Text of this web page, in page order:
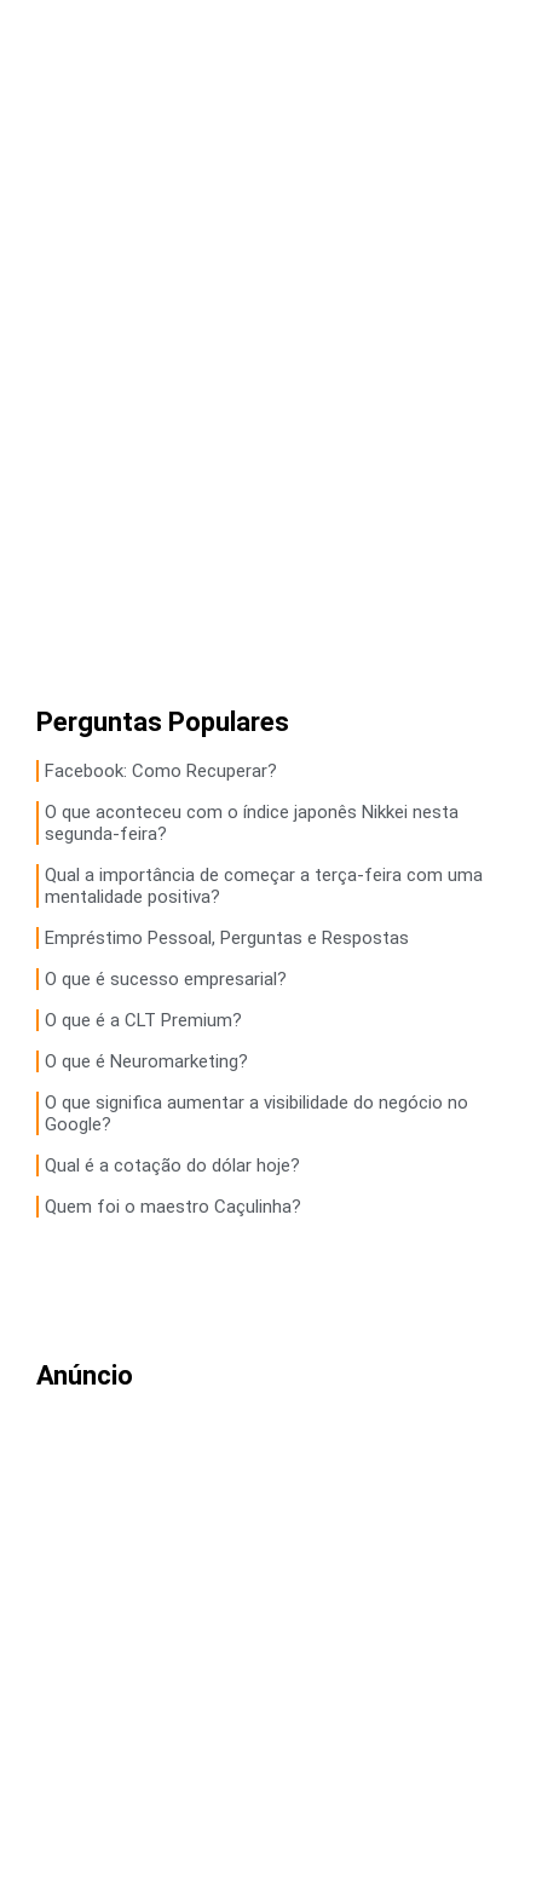
Perguntas Populares
Facebook: Como Recuperar?
O que aconteceu com o índice japonês Nikkei nesta
segunda-feira?
Qual a importância de começar a terça-feira com uma
mentalidade positiva?
Empréstimo Pessoal, Perguntas e Respostas
O que é sucesso empresarial?
O que é a CLT Premium?
O que é Neuromarketing?
O que significa aumentar a visibilidade do negócio no
Google?
Qual é a cotação do dólar hoje?
Quem foi o maestro Caçulinha?
Anúncio